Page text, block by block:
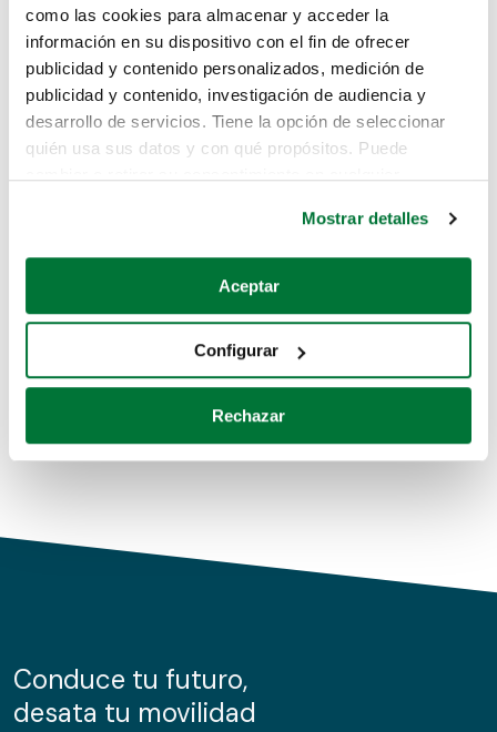
como las cookies para almacenar y acceder la
información en su dispositivo con el fin de ofrecer
publicidad y contenido personalizados, medición de
publicidad y contenido, investigación de audiencia y
desarrollo de servicios. Tiene la opción de seleccionar
quién usa sus datos y con qué propósitos. Puede
Si lo permite, también quisiéramos:
Recopilar información sobre su ubicación geográfica
Identificar su dispositivo analizándolo activamente
para buscar características específicas (huellas
Obtenga más información sobre cómo se procesan sus
de cookies.
información sobre el uso que haga del sitio web con
nuestros partners de redes sociales, publicidad y análisis
Mostrar detalles
Aceptar
Configurar
Rechazar
Lo sentimos, no sabemos como
te hemos traido hasta aquí.
Pero puedes encontrar el coche que estás
buscando en alguno de estos enlaces:
Coches de segunda mano
Coches de km0
Conduce tu futuro,
desata tu movilidad